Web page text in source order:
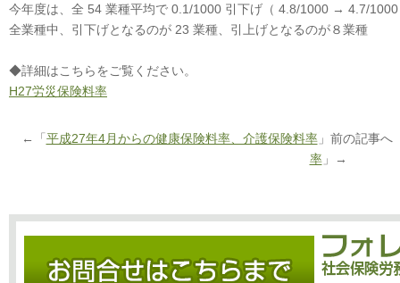
今年度は、全 54 業種平均で 0.1/1000 引下げ（ 4.8/1000 → 4.7/
全業種中、引下げとなるのが 23 業種、引上げとなるのが８業種
◆詳細はこちらをご覧ください。
H27労災保険料率
←「 平成27年4月からの健康保険料率、介護保険料率」前の記事
率」→